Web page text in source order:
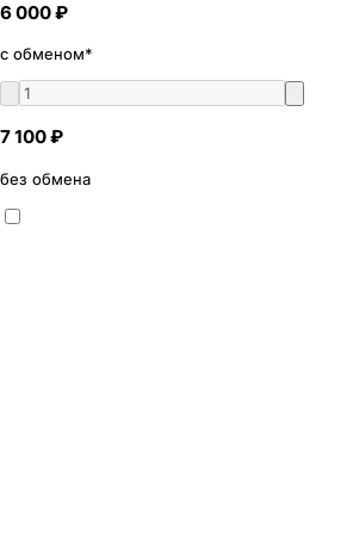
6 000 ₽
с обменом*
7 100 ₽
без обмена